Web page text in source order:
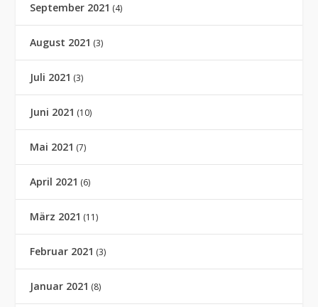
September 2021 (4)
August 2021 (3)
Juli 2021 (3)
Juni 2021 (10)
Mai 2021 (7)
April 2021 (6)
März 2021 (11)
Februar 2021 (3)
Januar 2021 (8)